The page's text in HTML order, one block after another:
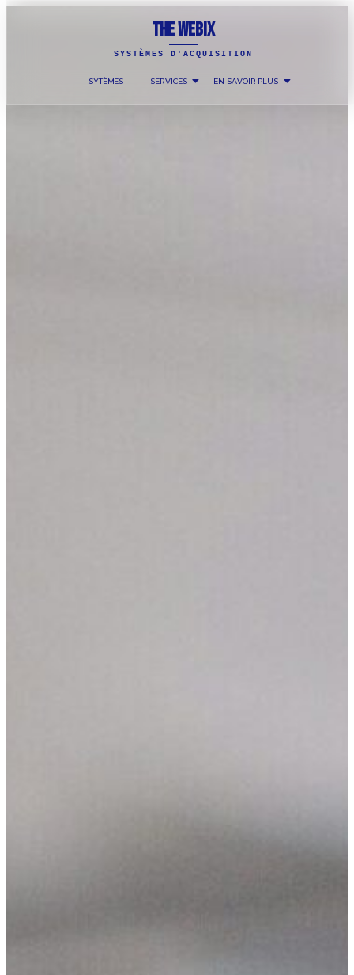
THE WEBIX
SYSTÈMES D'ACQUISITION
SYTÈMES SERVICES EN SAVOIR PLUS